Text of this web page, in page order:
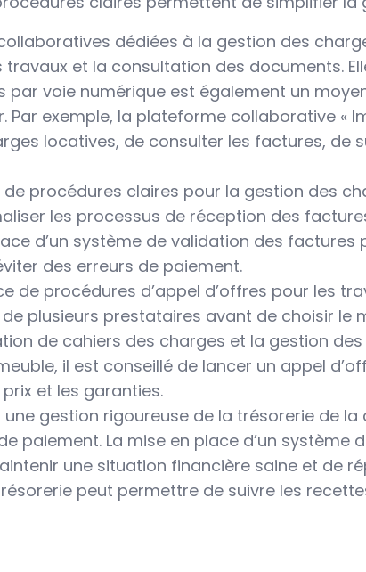
dédiées à la gestion des
et la consultation des documents.
voie numérique est également un
Par exemple, la plateforme collaborative «
locatives, de consulter les factures, de
de procédures claires pour la gestion des
les processus de réception des
d’un système de validation des
des erreurs de paiement.
de procédures d’appel d’offres pour les
plusieurs prestataires avant de choisir le
de cahiers des charges et la gestion des
il est conseillé de lancer un appel
et les garanties.
une gestion rigoureuse de la trésorerie de
paiement. La mise en place d’un système
une situation financière saine et de
peut permettre de suivre les